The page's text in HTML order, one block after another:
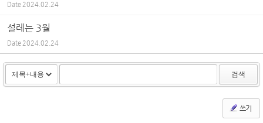
Date 2024.02.24
설레는 3월
Date 2024.02.24
검색
쓰기